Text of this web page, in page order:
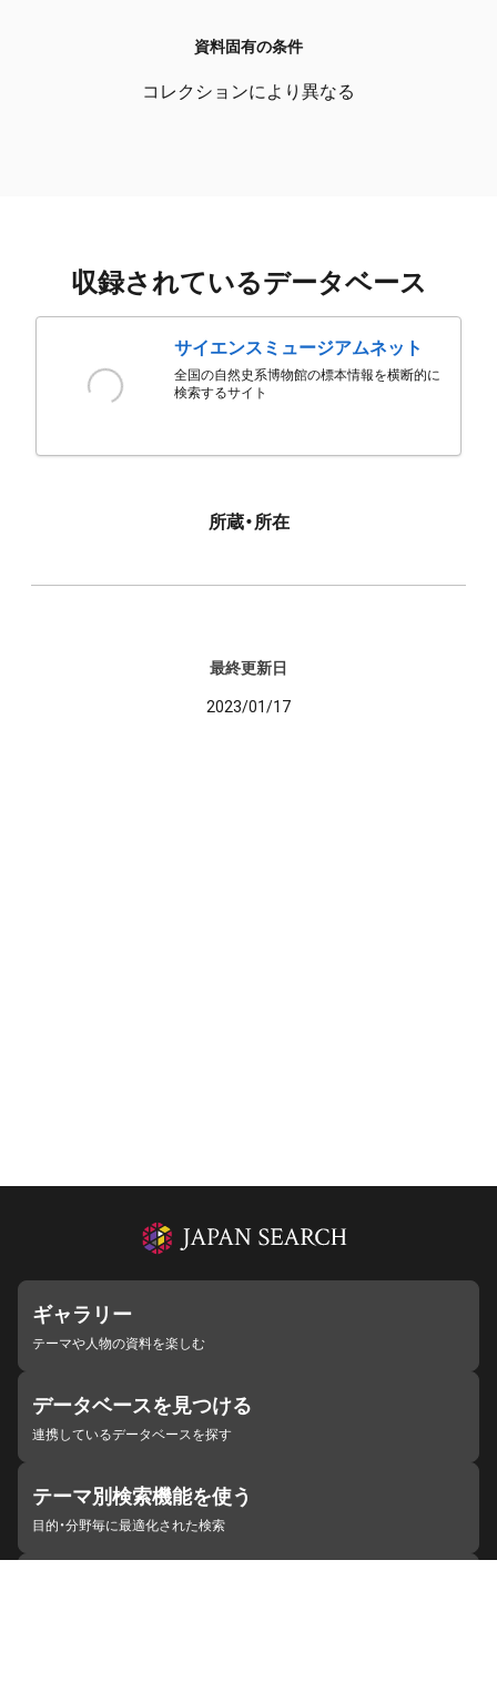
資料固有の条件
コレクションにより異なる
収録されているデータベース
サイエンスミュージアムネット
全国の自然史系博物館の標本情報を横断的に
検索するサイト
所蔵・所在
最終更新日
2023/01/17
ギャラリー
テーマや人物の資料を楽しむ
データベースを見つける
連携しているデータベースを探す
テーマ別検索機能を使う
目的・分野毎に最適化された検索